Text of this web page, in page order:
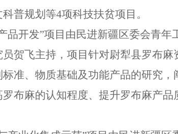
普规划等4项科技扶贫项目。
品开发”项目由民进新疆区委会青年
贺飞主持，项目针对尉犁县罗布麻
准、物质基础及功能产品的研究，
布麻的认知程度、提升罗布麻产品